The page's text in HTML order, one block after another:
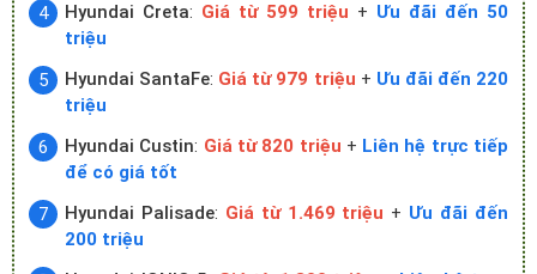
Hyundai Creta: Giá từ 599 triệu + Ưu đãi đến 50
triệu
Hyundai SantaFe: Giá từ 979 triệu + Ưu đãi đến 220
triệu
Hyundai Custin: Giá từ 820 triệu + Liên hệ trực tiếp
để có giá tốt
Hyundai Palisade: Giá từ 1.469 triệu + Ưu đãi đến
200 triệu